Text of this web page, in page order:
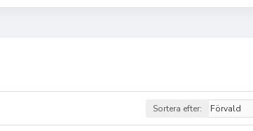
Sortera efter: